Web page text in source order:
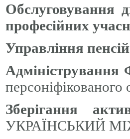
Обслуговування
професійних
Управління
Адміністрування
персоніфікованого
Зберігання
УКРАЇНСЬКИЙ